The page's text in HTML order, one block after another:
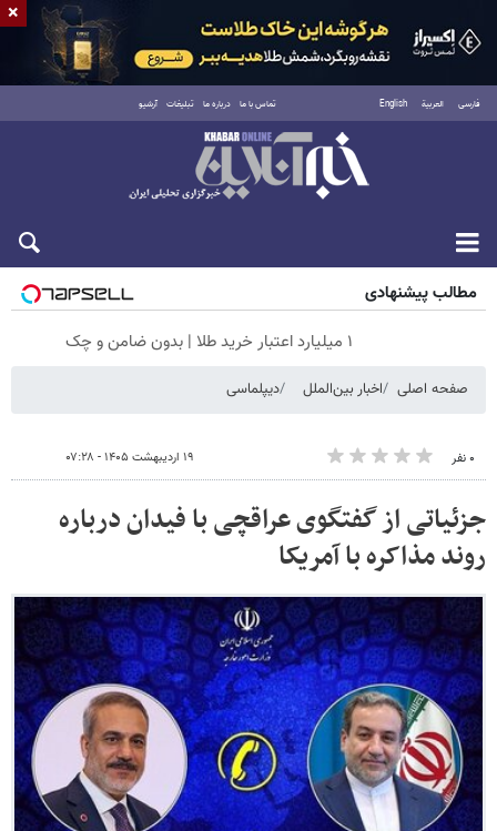
فارسی العربية English تماس با ما درباره ما تبلیغات آرشیو
جمعه ۱۶ مرداد ۱۴۰۵
مطالب پیشنهادی
۱ میلیارد اعتبار خرید طلا | بدون ضامن و چک
صفحه اصلی اخبار بین‌الملل دیپلماسی
۰ نفر ۱۹ اردیبهشت ۱۴۰۵ - ۰۷:۲۸
جزئیاتی از گفتگوی عراقچی با فیدان درباره
روند مذاکره با آمریکا
×